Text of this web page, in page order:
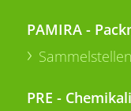
PAMIRA -
PRE -